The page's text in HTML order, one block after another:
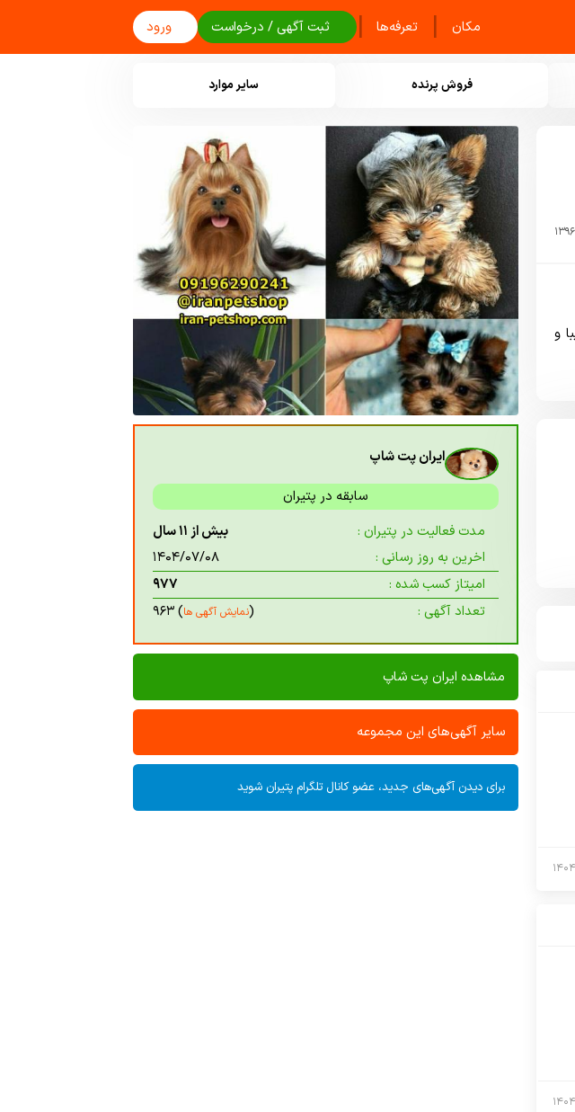
مکان | تعرفه‌ها | ثبت آگهی / درخواست ورود
فروش پرنده سایر موارد
ایران پت شاپ
سابقه در پتیران
مدت فعالیت در پتیران :
بیش از ۱۱ سال
اخرین به روز رسانی :
۱۴۰۴/۰۷/۰۸
امیتاز کسب شده :
۹۷۷
تعداد آگهی :
(نمایش آگهی ها) ۹۶۳
مشاهده ایران پت شاپ
سایر آگهی‌های این مجموعه
برای دیدن آگهی‌های جدید، عضو کانال تلگرام پتیران شوید